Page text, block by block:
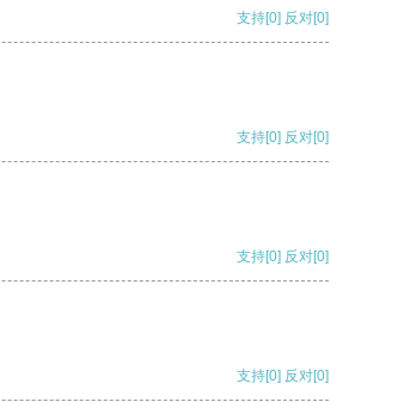
支持[0] 反对[0]
支持[0] 反对[0]
支持[0] 反对[0]
支持[0] 反对[0]